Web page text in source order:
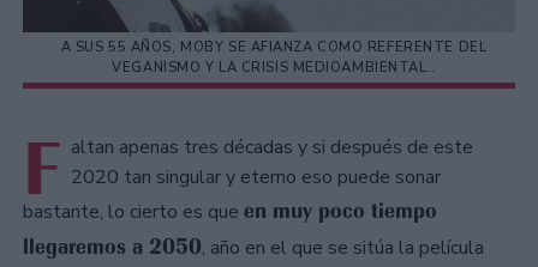
A SUS 55 AÑOS, MOBY SE AFIANZA COMO REFERENTE DEL
VEGANISMO Y LA CRISIS MEDIOAMBIENTAL..
F altan apenas tres décadas y si después de este
2020 tan singular y eterno eso puede sonar
bastante, lo cierto es que en muy poco tiempo
llegaremos a 2050, año en el que se sitúa la película